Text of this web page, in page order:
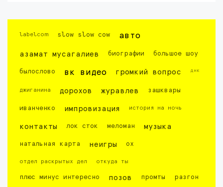
labelcom slow slow cow авто
азамат мусагалиев биографии большое шоу
былослово вк видео громкий вопрос днк
джиганина дорохов журавлев зашквары
иванченко импровизация история на ночь
контакты лок сток меломан музыка
натальная карта неигры ох
отдел раскрытых дел откуда ты
плюс минус интересно позов промты разгон